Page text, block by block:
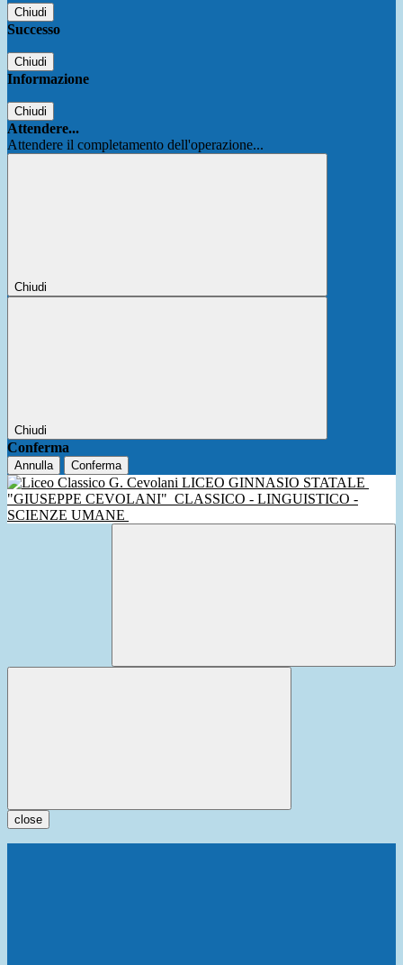
Chiudi
Successo
Chiudi
Informazione
Chiudi
Attendere...
Attendere il completamento dell'operazione...
Chiudi
Chiudi
Conferma
Annulla Conferma
LICEO GINNASIO STATALE
"GIUSEPPE CEVOLANI" CLASSICO - LINGUISTICO -
SCIENZE UMANE
close